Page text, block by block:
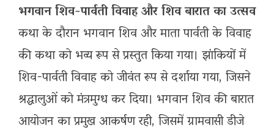
भगवान शिव-पार्वती विवाह और शिव बारात का उत्सव
कथा के दौरान भगवान शिव और माता पार्वती के विवाह
की कथा को भव्य रूप से प्रस्तुत किया गया। झांकियों में
शिव-पार्वती विवाह को जीवंत रूप से दर्शाया गया, जिसने
श्रद्धालुओं को मंत्रमुग्ध कर दिया। भगवान शिव की बारात
आयोजन का प्रमुख आकर्षण रही, जिसमें ग्रामवासी डीजे